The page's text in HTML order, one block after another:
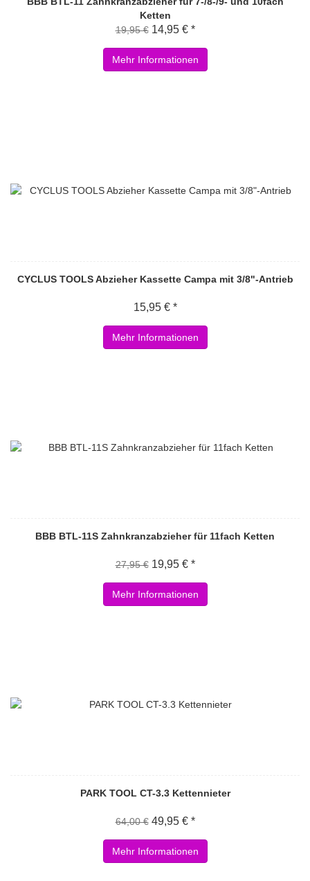
Ketten
19,95 € 14,95 € *
Mehr Informationen
CYCLUS TOOLS Abzieher Kassette Campa mit 3/8"-Antrieb
15,95 € *
Mehr Informationen
BBB BTL-11S Zahnkranzabzieher für 11fach Ketten
27,95 € 19,95 € *
Mehr Informationen
PARK TOOL CT-3.3 Kettennieter
64,00 € 49,95 € *
Mehr Informationen